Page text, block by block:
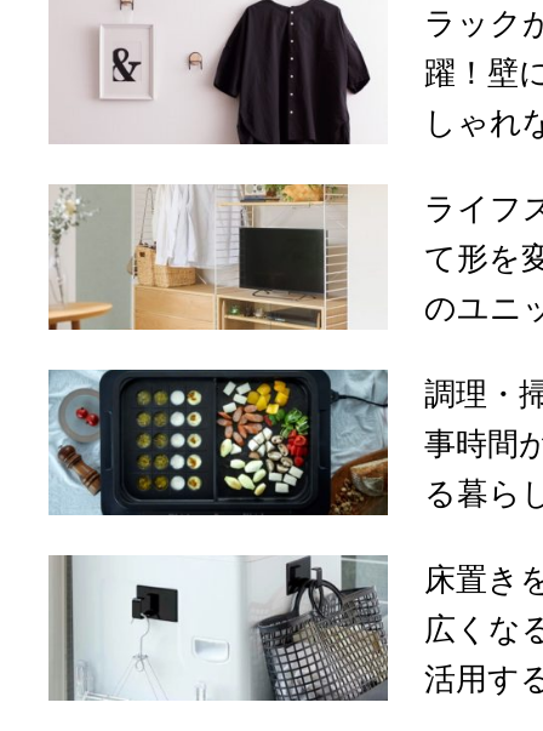
ラック
躍！壁
しゃれ
ライフ
て形を
のユニ
調理・
事時間
る暮ら
床置き
広くな
活用す